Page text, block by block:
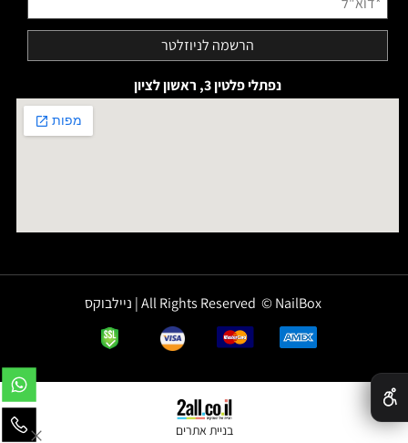
נפתלי פלטין 3, ראשון לציון
All Rights Reserved © NailBox | ניילבוקס
בניית אתרים